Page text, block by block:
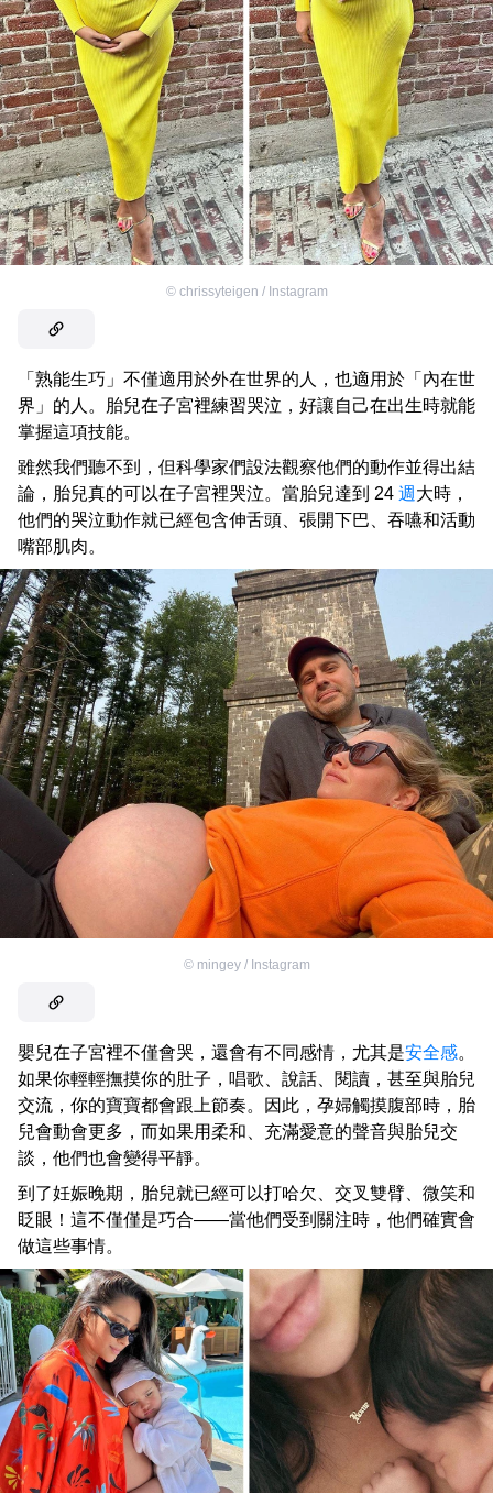
© chrissyteigen / Instagram
「熟能生巧」不僅適用於外在世界的人，也適用於「內在世
界」的人。胎兒在子宮裡練習哭泣，好讓自己在出生時就能
掌握這項技能。
雖然我們聽不到，但科學家們設法觀察他們的動作並得出結
論，胎兒真的可以在子宮裡哭泣。當胎兒達到 24 週 大時，
他們的哭泣動作就已經包含伸舌頭、張開下巴、吞嚥和活動
嘴部肌肉。
© mingey / Instagram
嬰兒在子宮裡不僅會哭，還會有不同感情，尤其是安全感。
如果你輕輕撫摸你的肚子，唱歌、說話、閱讀，甚至與胎兒
交流，你的寶寶都會跟上節奏。因此，孕婦觸摸腹部時，胎
兒會動會更多，而如果用柔和、充滿愛意的聲音與胎兒交
談，他們也會變得平靜。
到了妊娠晚期，胎兒就已經可以打哈欠、交叉雙臂、微笑和
眨眼！這不僅僅是巧合——當他們受到關注時，他們確實會
做這些事情。